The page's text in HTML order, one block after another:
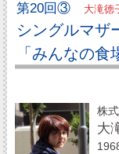
第20回③ 大滝徳
シングルマザ
「みんなの
株
大